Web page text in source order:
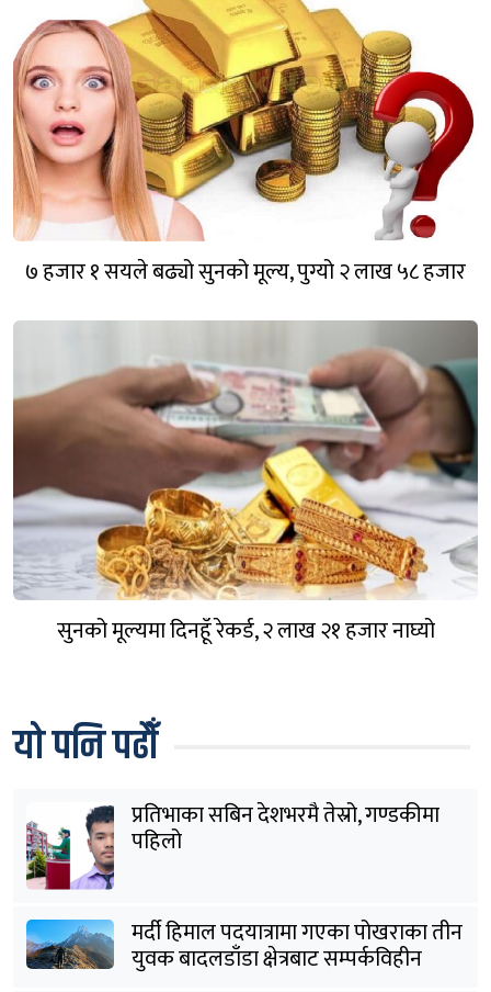
७ हजार १ सयले बढ्यो सुनको मूल्य, पुग्यो २ लाख ५८ हजार
सुनको मूल्यमा दिनहूँ रेकर्ड, २ लाख २१ हजार नाघ्यो
यो पनि पढौँ
प्रतिभाका सबिन देशभरमै तेस्रो, गण्डकीमा
पहिलो
मर्दी हिमाल पदयात्रामा गएका पोखराका तीन
युवक बादलडाँडा क्षेत्रबाट सम्पर्कविहीन